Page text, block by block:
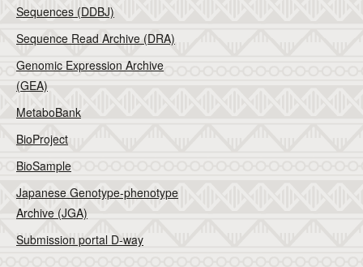
Sequences (DDBJ)
Sequence Read Archive (DRA)
Genomic Expression Archive
(GEA)
MetaboBank
BioProject
BioSample
Japanese Genotype-phenotype
Archive (JGA)
Submission portal D-way